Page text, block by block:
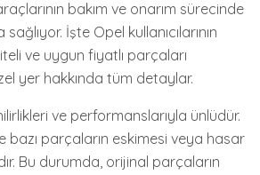
bakım ve onarım sürecinde
İşte Opel kullanıcılarının
ve uygun fiyatlı parçaları
yer hakkında tüm detaylar.
ve performanslarıyla ünlüdür.
bazı parçaların eskimesi veya hasar
Bu durumda, orijinal parçaların